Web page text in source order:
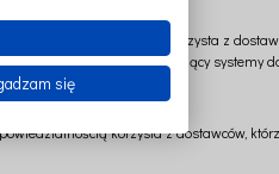
odpowiedzialnością korzysta z
usługi księgowe, dostarczający
korzysta z dostawców,
się